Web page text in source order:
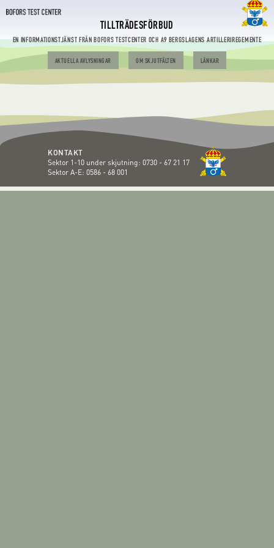
TILLTRÄDESFÖRBUD
EN INFORMATIONSTJÄNST FRÅN BOFORS TESTCENTER OCH A9 BERGSLAGENS ARTILLERIREGEMENTE
AKTUELLA AVLYSNINGAR OM SKJUTFÄLTEN LÄNKAR
KONTAKT
Sektor 1-10 under skjutning: 0730 - 67 21 17
Sektor A-E: 0586 - 68 001